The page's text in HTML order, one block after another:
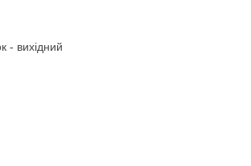
- вихідний